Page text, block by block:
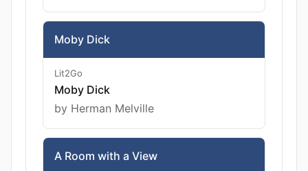
Moby Dick
Lit2Go
Moby Dick
by Herman Melville
A Room with a View